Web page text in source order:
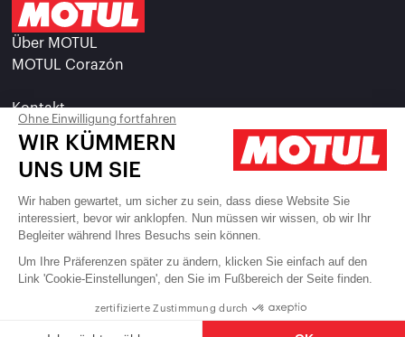
Ohne Einwilligung fortfahren
WIR KÜMMERN
UNS UM SIE
Wir haben gewartet, um sicher zu sein, dass diese Website Sie
interessiert, bevor wir anklopfen. Nun müssen wir wissen, ob wir Ihr
Begleiter während Ihres Besuchs sein können.
Um Ihre Präferenzen später zu ändern, klicken Sie einfach auf den
Link 'Cookie-Einstellungen', den Sie im Fußbereich der Seite finden.
zertifizierte Zustimmung durch
Über MOTUL
MOTUL Corazón
Kontakt
Datenschutzerklärung
Impressum
Allgemeine Verkaufs- und Lieferbedingungen
Ethik & Compliance